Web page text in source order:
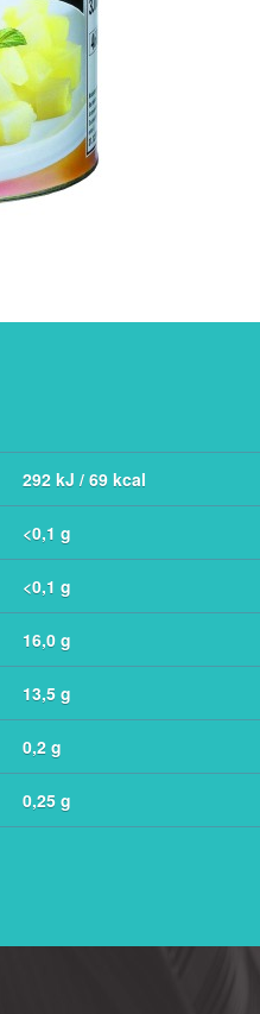
292 kJ / 69 kcal
<0,1 g
<0,1 g
16,0 g
13,5 g
0,2 g
0,25 g